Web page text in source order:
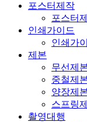
포스터제작
포스터
인쇄가이드
인쇄가
제본
무선제
중철제
양장제
스프링
촬영대행